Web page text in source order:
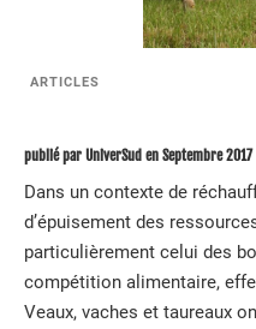
ARTICLES
publié par UniverSud en Septembre 2017
Dans un contexte de
d’épuisement des
particulièrement celui des
compétition alimentaire,
Veaux, vaches et taureaux